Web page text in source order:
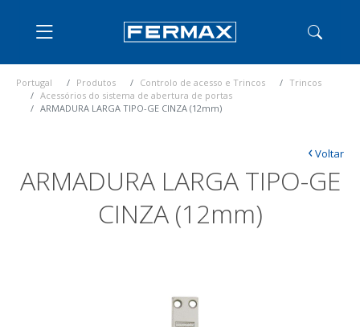
Portugal Produtos Controlo de acesso e Trincos
Trincos
Acessórios do sistema de abertura de portas
ARMADURA LARGA TIPO-GE CINZA (12mm)
ARMADURA LARGA TIPO-GE
CINZA (12mm)
‹Voltar